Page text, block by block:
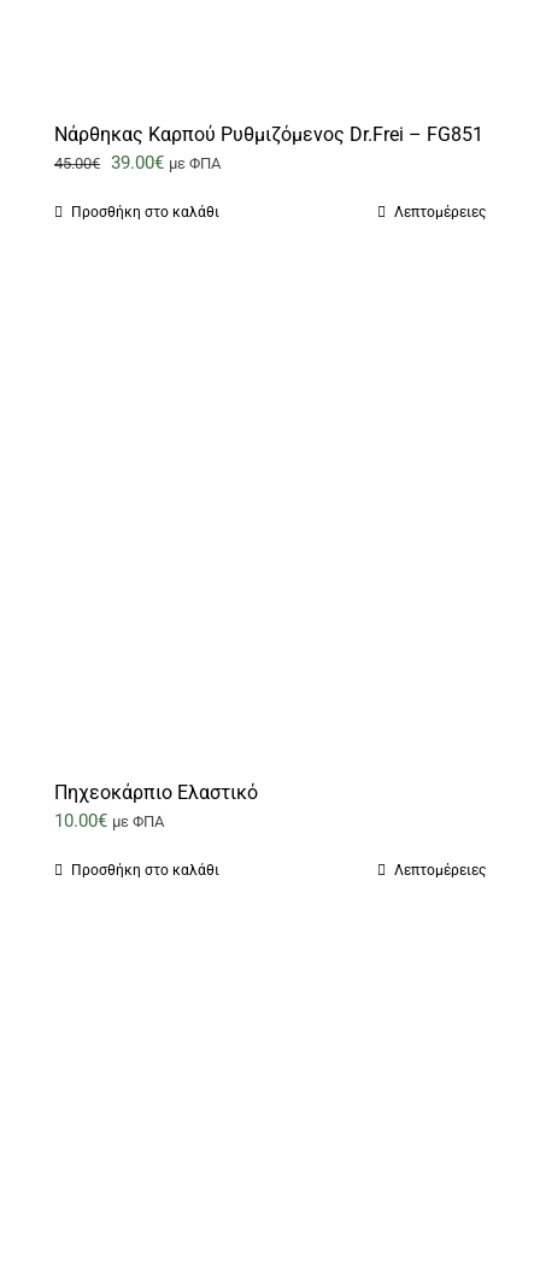
Νάρθηκας Καρπού Ρυθμιζόμενος Dr.Frei – FG851
45.00€ Original
was:
39.00€Ημε ΦΠΑ
Προσθήκη στο καλάθι Λεπτομέρειες
Πηχεοκάρπιο Ελαστικό
10.00€ με ΦΠΑ
Προσθήκη στο καλάθι Λεπτομέρειες